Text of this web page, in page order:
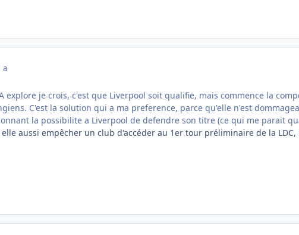
a
explore je crois, c'est que Liverpool soit qualifie, mais commence la
C'est la solution qui a ma preference, parce qu'elle n'est
la possibilite a Liverpool de defendre son titre (ce qui me parait
aussi empêcher un club d'accéder au 1er tour préliminaire de la LDC,